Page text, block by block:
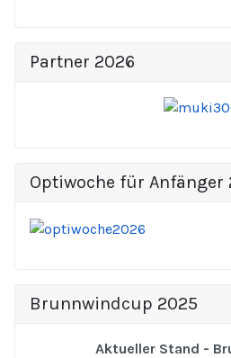
Partner 2026
Optiwoche für Anfänger
Brunnwindcup 2025
Aktueller Stand -